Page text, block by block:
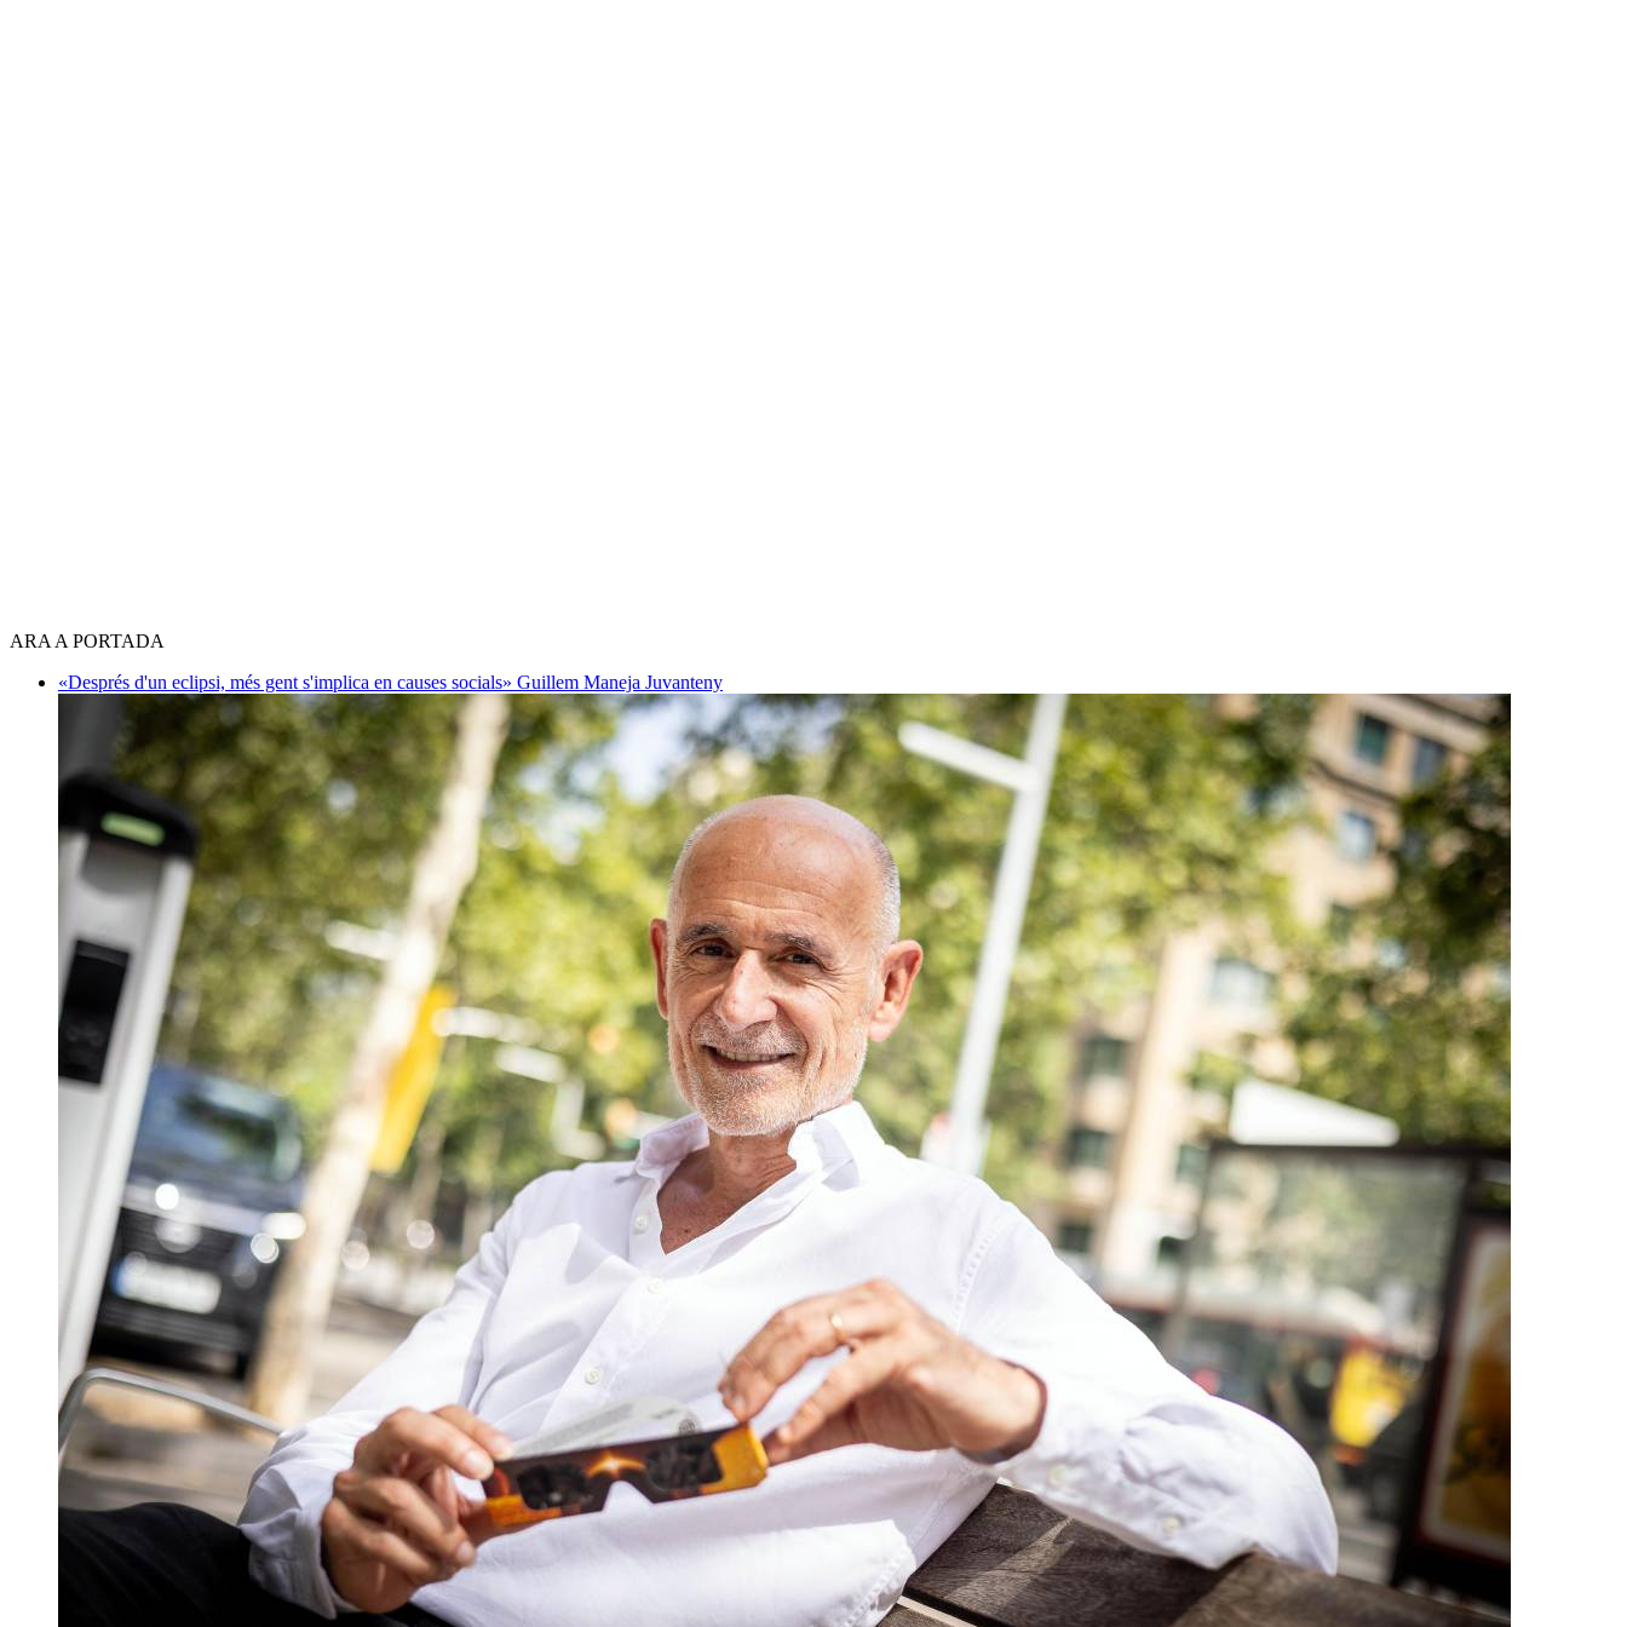
ARA A PORTADA
«Després d'un eclipsi, més gent s'implica en causes socials» Guillem Maneja Juvanteny